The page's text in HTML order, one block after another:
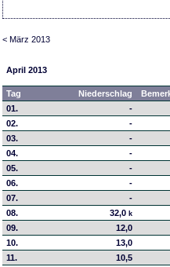
< März 2013
April 2013
Tag Niederschlag
01.
-
02.
-
03.
-
04.
-
05.
-
06.
-
07.
-
08.
32,0k
09.
12,0
10.
13,0
11.
10,5